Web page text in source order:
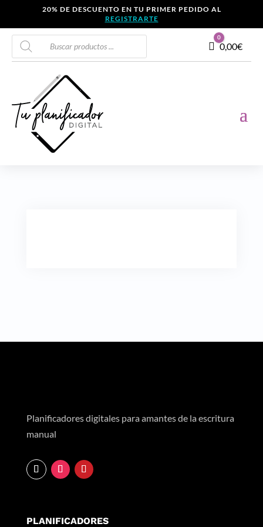
20% DE DESCUENTO EN TU PRIMER PEDIDO AL
REGISTRARTE
Búsqueda
de
productos
Carro
0
0,00€
Planificadores digitales para amantes de la escritura
manual
PLANIFICADORES